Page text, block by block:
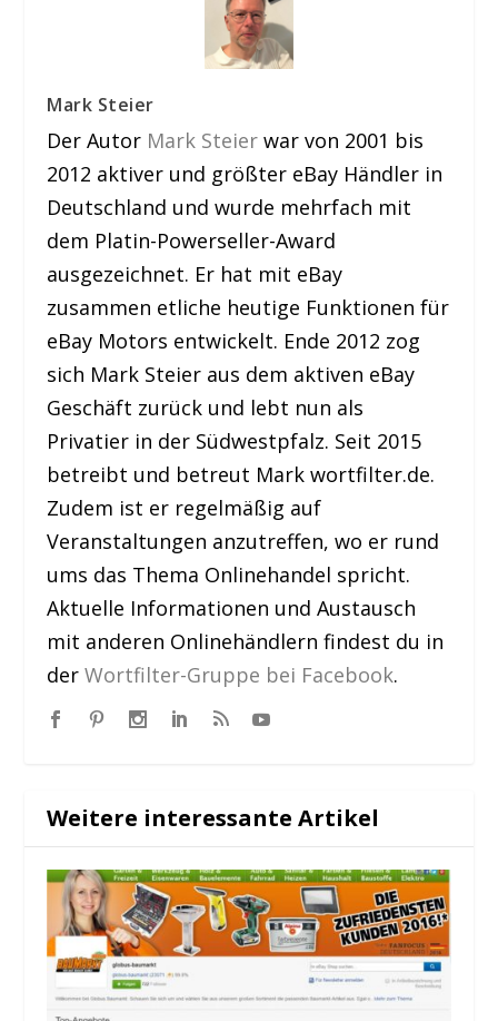
Mark Steier
Der Autor Mark Steier war von 2001 bis
2012 aktiver und größter eBay Händler in
Deutschland und wurde mehrfach mit
dem Platin-Powerseller-Award
ausgezeichnet. Er hat mit eBay
zusammen etliche heutige Funktionen für
eBay Motors entwickelt. Ende 2012 zog
sich Mark Steier aus dem aktiven eBay
Geschäft zurück und lebt nun als
Privatier in der Südwestpfalz. Seit 2015
betreibt und betreut Mark wortfilter.de.
Zudem ist er regelmäßig auf
Veranstaltungen anzutreffen, wo er rund
ums das Thema Onlinehandel spricht.
Aktuelle Informationen und Austausch
mit anderen Onlinehändlern findest du in
derWortfilter-Gruppe bei Facebook.
Weitere interessante Artikel